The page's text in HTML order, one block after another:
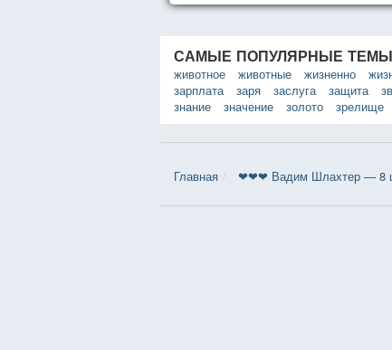
САМЫЕ ПОПУЛЯРНЫЕ ТЕМЫ
животное
животные жизненно
зарплата
заря заслуга защита
знание
значение золото зрелище
Главная ❤❤❤ Вадим Шлахтер — 8